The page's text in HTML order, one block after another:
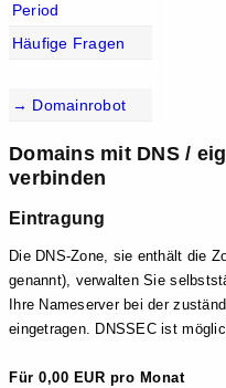
Period
Häufige Fragen
→ Domainrobot
Domains mit DNS /
verbinden
Eintragung
Die DNS-Zone, sie enthält die
genannt), verwalten Sie
Ihre Nameserver bei der
eingetragen. DNSSEC ist
Für 0,00 EUR pro Monat